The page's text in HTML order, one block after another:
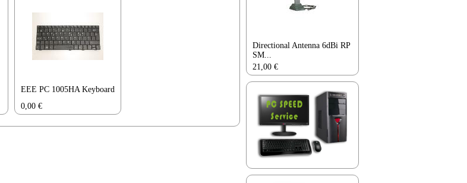
EEE PC 1005HA Keyboard
0,00 €
Directional Antenna 6dBi RP
SM...
21,00 €